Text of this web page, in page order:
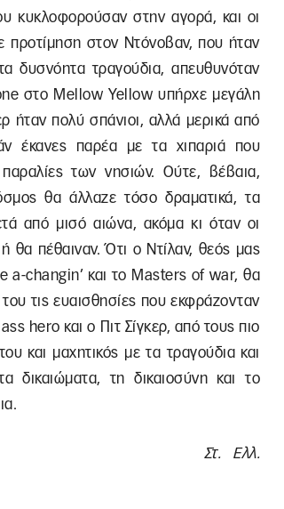
κυκλοφορούσαν στην αγορά, και οι
προτίμηση στον Ντόνοβαν, που ήταν
δυσνόητα τραγούδια, απευθυνόταν
στο Mellow Yellow υπήρχε μεγάλη
ήταν πολύ σπάνιοι, αλλά μερικά από
έκανες παρέα με τα χιπαριά που
των νησιών. Ούτε, βέβαια,
θα άλλαζε τόσο δραματικά, τα
από μισό αιώνα, ακόμα κι όταν οι
θα πέθαιναν. Ότι ο Ντίλαν, θεός μας
a-changin’ και το Masters of war, θα
τις ευαισθησίες που εκφράζονταν
hero και ο Πιτ Σίγκερ, από τους πιο
και μαχητικός με τα τραγούδια και
δικαιώματα, τη δικαιοσύνη και το
Στ. Ελλ.